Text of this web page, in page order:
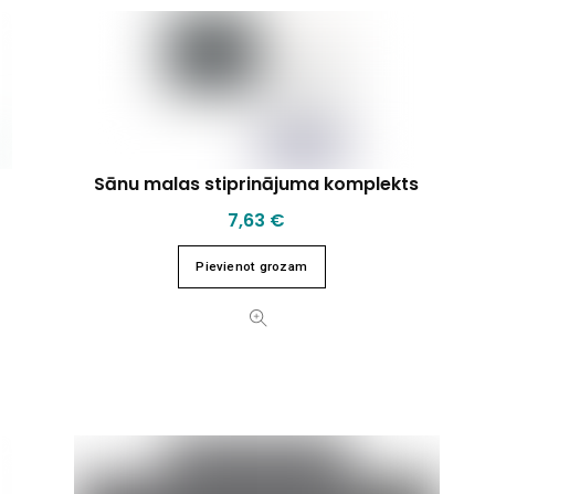
Sānu malas stiprinājuma komplekts
7,63 €
Pievienot grozam